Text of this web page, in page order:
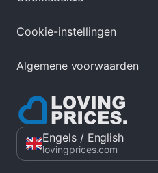
Cookie-instellingen
Algemene voorwaarden
Engels/ English
lovingprices.com